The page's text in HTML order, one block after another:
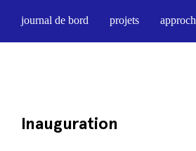
journal de bord projets
Inauguration